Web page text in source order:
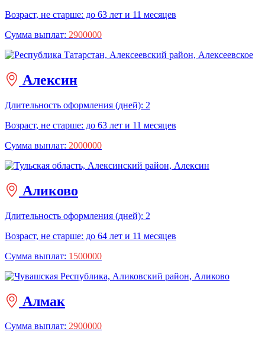
Возраст, не старше: до 63 лет и 11 месяцев
Сумма выплат: 2900000
Алексин
Длительность оформления (дней): 2
Возраст, не старше: до 63 лет и 11 месяцев
Сумма выплат: 2000000
Аликово
Длительность оформления (дней): 2
Возраст, не старше: до 64 лет и 11 месяцев
Сумма выплат: 1500000
Алмак
Сумма выплат: 2900000